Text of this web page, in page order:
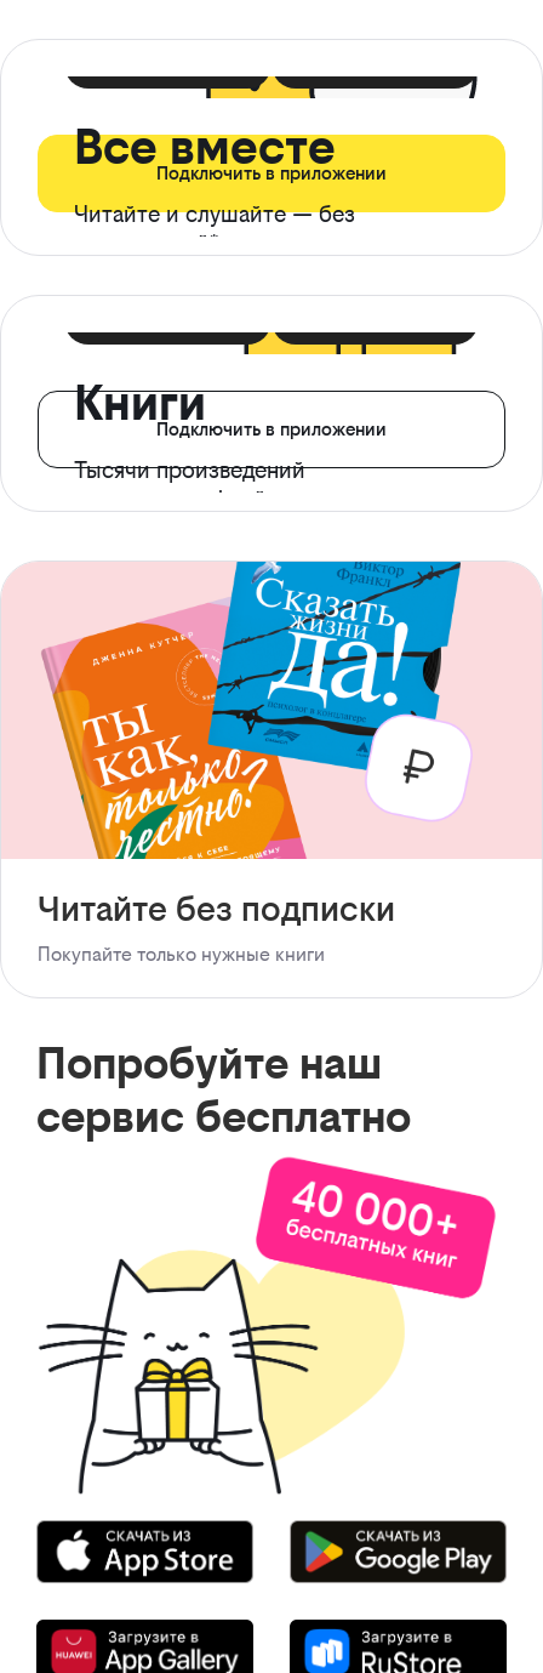
Все вместе
Читайте и слушайте — без
ограничений*
Подключить в приложении
Книги
Тысячи произведений
с доступом офлайн
Подключить в приложении
Читайте без подписки
Покупайте только нужные книги
Попробуйте наш
сервис бесплатно